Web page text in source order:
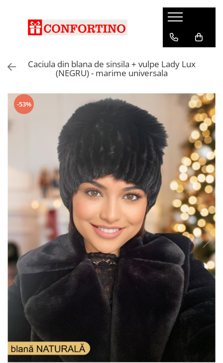
Caciula din blana de sinsila + vulpe Lady Lux
(NEGRU) - marime universala
-53%